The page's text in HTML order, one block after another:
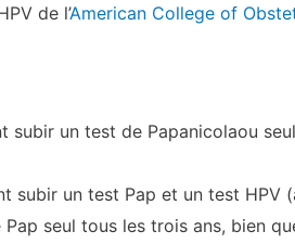
de l’American College of
subir un test de Papanicolaou
subir un test Pap et un test HPV
seul tous les trois ans, bien